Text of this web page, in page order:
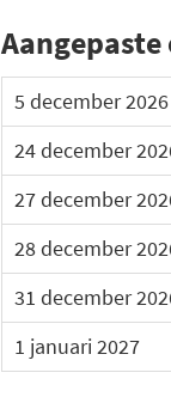
5 december 2026
24 december
27 december
28 december
31 december
1 januari 2027